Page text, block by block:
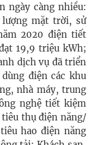
ngày càng nhiều:
mặt trời, sử
2020 điện tiết
19,9 triệu kWh;
dịch vụ đã triển
điện các khu
nhà máy, trung
nghệ tiết kiệm
tiêu thụ điện năng/
hao điện năng